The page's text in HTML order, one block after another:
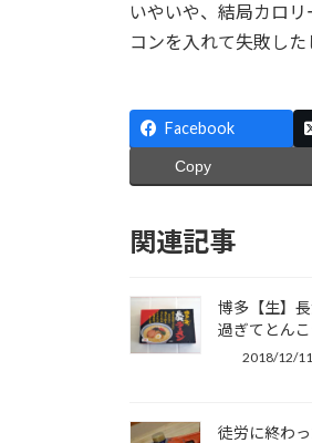
いやいや、結局カロ
コンを入れて失敗し
Facebook
Copy
関連記事
博多【生】
過ぎてとん
2018/12/11
徒労に終わ